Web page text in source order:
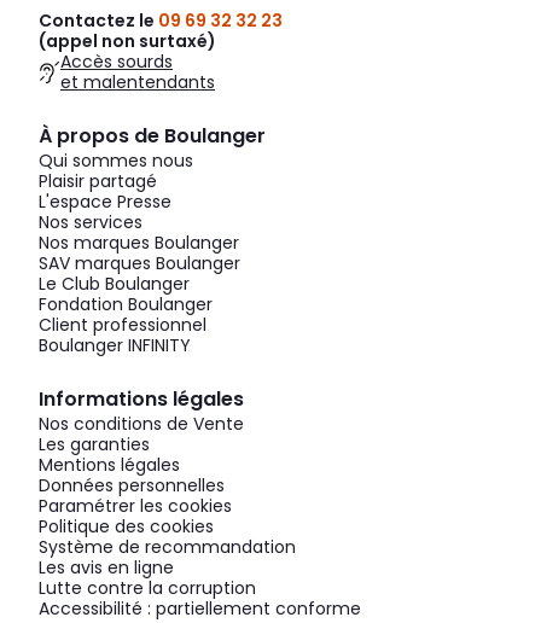
Contactez le 09 69 32 32 23
(appel non surtaxé)
Accès sourds
et malentendants
À propos de Boulanger
Qui sommes nous
Plaisir partagé
L'espace Presse
Nos services
Nos marques Boulanger
SAV marques Boulanger
Le Club Boulanger
Fondation Boulanger
Client professionnel
Boulanger INFINITY
Informations légales
Nos conditions de Vente
Les garanties
Mentions légales
Données personnelles
Paramétrer les cookies
Politique des cookies
Système de recommandation
Les avis en ligne
Lutte contre la corruption
Accessibilité : partiellement conforme